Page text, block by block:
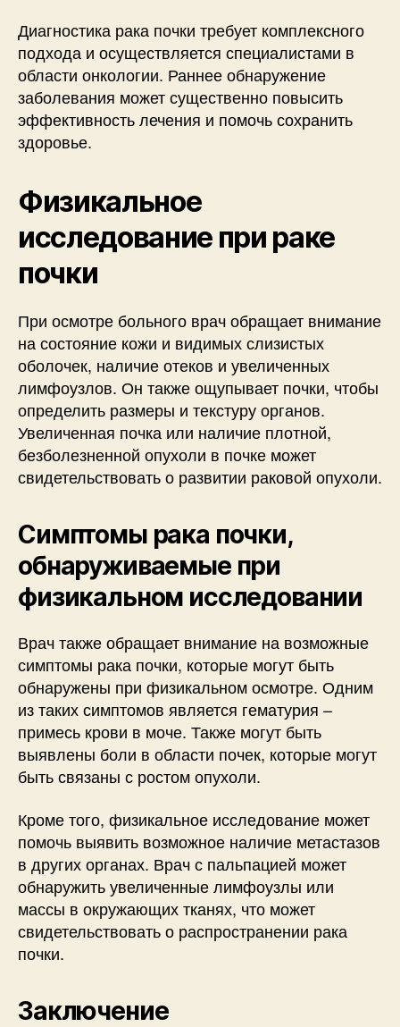
Диагностика рака почки требует комплексного
подхода и осуществляется специалистами в
области онкологии. Раннее обнаружение
заболевания может существенно повысить
эффективность лечения и помочь сохранить
здоровье.
Физикальное
исследование при раке
почки
При осмотре больного врач обращает внимание
на состояние кожи и видимых слизистых
оболочек, наличие отеков и увеличенных
лимфоузлов. Он также ощупывает почки, чтобы
определить размеры и текстуру органов.
Увеличенная почка или наличие плотной,
безболезненной опухоли в почке может
свидетельствовать о развитии раковой опухоли.
Симптомы рака почки,
обнаруживаемые при
физикальном исследовании
Врач также обращает внимание на возможные
симптомы рака почки, которые могут быть
обнаружены при физикальном осмотре. Одним
из таких симптомов является гематурия –
примесь крови в моче. Также могут быть
выявлены боли в области почек, которые могут
быть связаны с ростом опухоли.
Кроме того, физикальное исследование может
помочь выявить возможное наличие метастазов
в других органах. Врач с пальпацией может
обнаружить увеличенные лимфоузлы или
массы в окружающих тканях, что может
свидетельствовать о распространении рака
почки.
Заключение